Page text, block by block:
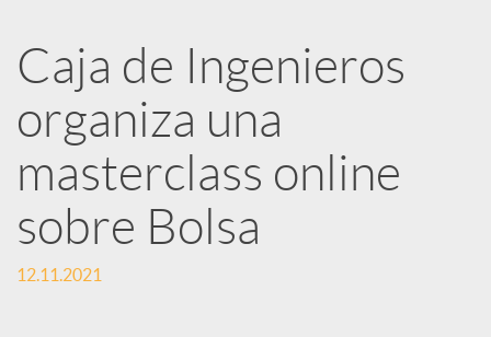
e
d
e
s
Caja de Ingenieros
organiza una
masterclass online
sobre Bolsa
12.11.2021